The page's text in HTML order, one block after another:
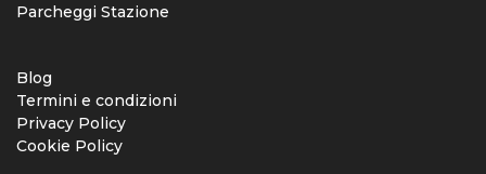
Parcheggi Stazione
Blog
Termini e condizioni
Privacy Policy
Cookie Policy